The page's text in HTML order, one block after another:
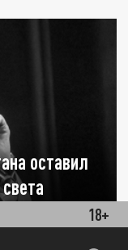
18+
оставил